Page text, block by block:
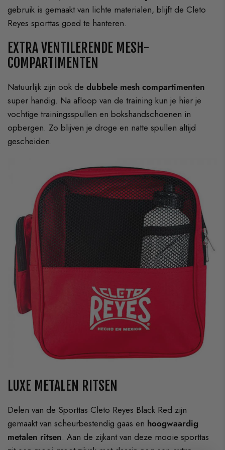
gebruik is gemaakt van lichte materialen, blijft de Cleto
Reyes sporttas goed te hanteren.
EXTRA VENTILERENDE MESH-
COMPARTIMENTEN
Natuurlijk zijn ook dedubbele mesh compartimenten
super handig. Na afloop van de training kun je hier je
vochtige trainingsspullen en bokshandschoenen in
opbergen. Zo blijven je droge en natte spullen altijd
gescheiden.
LUXE METALEN RITSEN
Delen van de Sporttas Cleto Reyes Black Red zijn
gemaakt van scheurbestendig gaas en hoogwaardig
metalen ritsen. Aan de zijkant van deze mooie sporttas